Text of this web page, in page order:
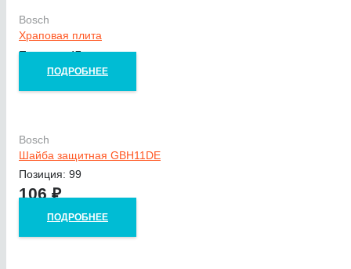
Bosch
Храповая плита
Позиция: 47
ПОДРОБНЕЕ
Bosch
Шайба защитная GBH11DE
Позиция: 99
106₽
ПОДРОБНЕЕ